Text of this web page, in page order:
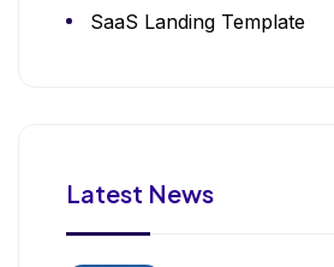
SaaS Landing Template
Latest News